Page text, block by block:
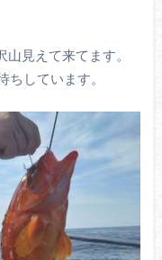
見えて来てます。
ちしています。